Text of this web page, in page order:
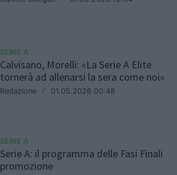
SERIE A
Calvisano, Morelli: «La Serie A Elite
tornerà ad allenarsi la sera come noi»
Redazione / 01.05.2026 00:48
SERIE A
Serie A: il programma delle Fasi Finali
promozione